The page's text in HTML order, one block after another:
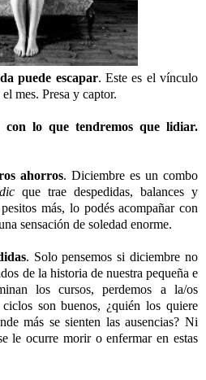
puede escapar. Este es el vínculo
mes. Presa y captor.
con lo que tendremos que lidiar.
ahorros. Diciembre es un combo
que trae despedidas, balances y
más, lo podés acompañar con
sensación de soledad enorme.
. Solo pensemos si diciembre no
de la historia de nuestra pequeña e
los cursos, perdemos a la/os
son buenos, ¿quién los quiere
más se sienten las ausencias? Ni
le ocurre morir o enfermar en estas